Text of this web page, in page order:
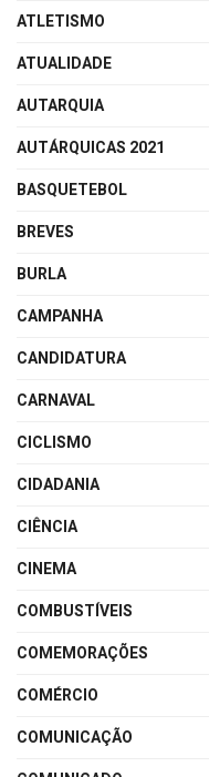
ATLETISMO
ATUALIDADE
AUTARQUIA
AUTÁRQUICAS 2021
BASQUETEBOL
BREVES
BURLA
CAMPANHA
CANDIDATURA
CARNAVAL
CICLISMO
CIDADANIA
CIÊNCIA
CINEMA
COMBUSTÍVEIS
COMEMORAÇÕES
COMÉRCIO
COMUNICAÇÃO